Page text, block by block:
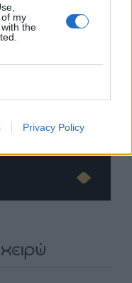
my
the
Privacy Policy
το